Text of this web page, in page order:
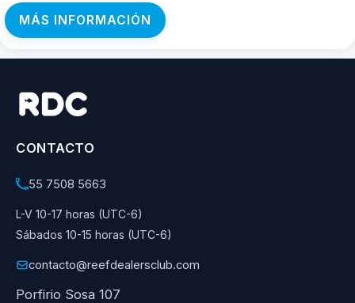
MÁS INFORMACIÓN
CONTACTO
55 7508 5663
L-V 10-17 horas (UTC-6)
Sábados 10-15 horas (UTC-6)
contacto@reefdealersclub.com
Porfirio Sosa 107